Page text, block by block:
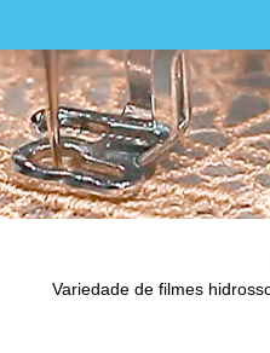
Variedade de filmes